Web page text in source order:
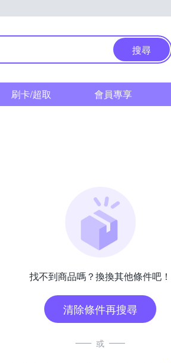
搜尋
刷卡/超取 會員專享
找不到商品嗎？換換其他條件吧！
清除條件再搜尋
或